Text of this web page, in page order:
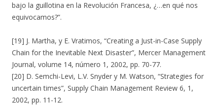
bajo la guillotina en la Revolución Francesa, ¿…en qué nos
equivocamos?”.
[19] J. Martha, y E. Vratimos, “Creating a Just-in-Case Supply
Chain for the Inevitable Next Disaster”, Mercer Management
Journal, volume 14, número 1, 2002, pp. 70-77.
[20] D. Semchi-Levi, L.V. Snyder y M. Watson, “Strategies for
uncertain times”, Supply Chain Management Review 6, 1,
2002, pp. 11-12.